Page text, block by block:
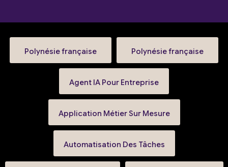
Polynésie française Polynésie française
Agent IA Pour Entreprise
Application Métier Sur Mesure
Automatisation Des Tâches